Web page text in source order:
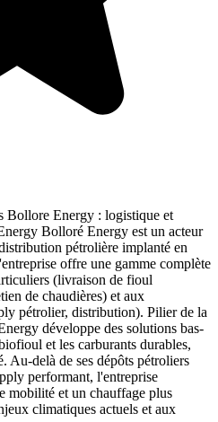
Bollore Energy : logistique et
Bolloré Energy est un acteur
pétrolière implanté en
offre une gamme complète
(livraison de fioul
de chaudières) et aux
pétrolier, distribution). Pilier de la
développe des solutions bas-
et les carburants durables,
delà de ses dépôts pétroliers
performant, l'entreprise
mobilité et un chauffage plus
climatiques actuels et aux